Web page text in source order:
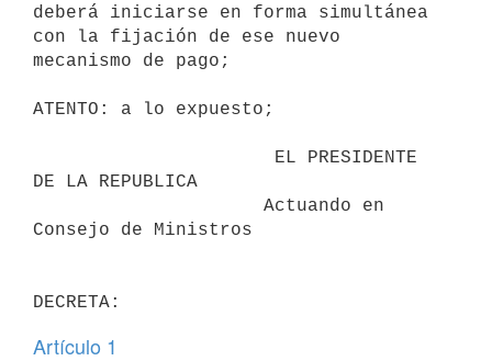
deberá iniciarse en forma simultánea
con la fijación de ese nuevo
mecanismo de pago;
ATENTO: a lo expuesto;
DE LA REPUBLICA
Consejo de Ministros
Artículo 1